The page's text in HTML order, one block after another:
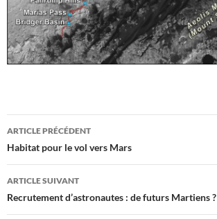
Navigation
des
articles
ARTICLE PRÉCÉDENT
Habitat pour le vol vers Mars
ARTICLE SUIVANT
Recrutement d’astronautes : de futurs Martiens ?